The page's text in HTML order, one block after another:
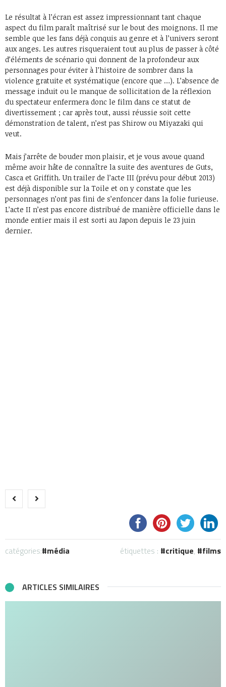
Le résultat à l’écran est assez impressionnant tant chaque
aspect du film paraît maîtrisé sur le bout des moignons. Il me
semble que les fans déjà conquis au genre et à l’univers seront
aux anges. Les autres risqueraient tout au plus de passer à côté
d’éléments de scénario qui donnent de la profondeur aux
personnages pour éviter à l’histoire de sombrer dans la
violence gratuite et systématique (encore que …). L’absence de
message induit ou le manque de sollicitation de la réflexion
du spectateur enfermera donc le film dans ce statut de
divertissement ; car après tout, aussi réussie soit cette
démonstration de talent, n’est pas Shirow ou Miyazaki qui
veut.
Mais j’arrête de bouder mon plaisir, et je vous avoue quand
même avoir hâte de connaître la suite des aventures de Guts,
Casca et Griffith. Un trailer de l’acte III (prévu pour début 2013)
est déjà disponible sur la Toile et on y constate que les
personnages n’ont pas fini de s’enfoncer dans la folie furieuse.
L’acte II n’est pas encore distribué de manière officielle dans le
monde entier mais il est sorti au Japon depuis le 23 juin
dernier.
catégories: média étiquettes : critique, films
ARTICLES SIMILAIRES